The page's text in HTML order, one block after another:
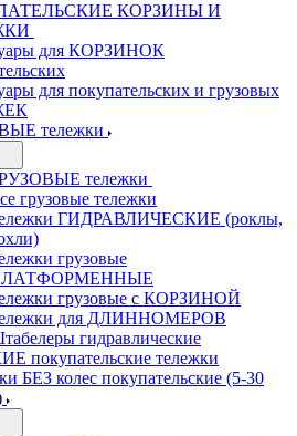
КОРЗИНЫ И
для КОРЗИНОК
для покупательских и грузовых
тележки
тележки
грузовые тележки
ГИДРАВЛИЧЕСКИЕ (роклы,
грузовые
грузовые с КОРЗИНОЙ
для ДЛИННОМЕРОВ
гидравлические
покупательские тележки
БЕЗ колес покупательские (5-30